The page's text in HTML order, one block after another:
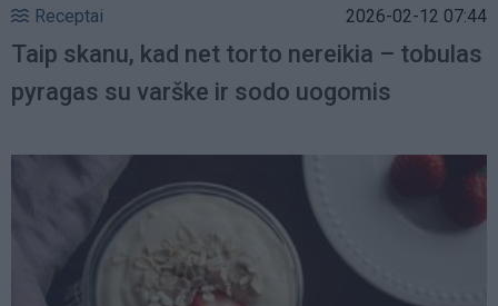
Receptai 2026-02-12 07:44
Taip skanu, kad net torto nereikia – tobulas
pyragas su varške ir sodo uogomis